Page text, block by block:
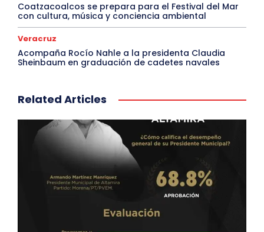
Coatzacoalcos se prepara para el Festival del Mar
con cultura, música y conciencia ambiental
Veracruz
Acompaña Rocío Nahle a la presidenta Claudia
Sheinbaum en graduación de cadetes navales
Related Articles